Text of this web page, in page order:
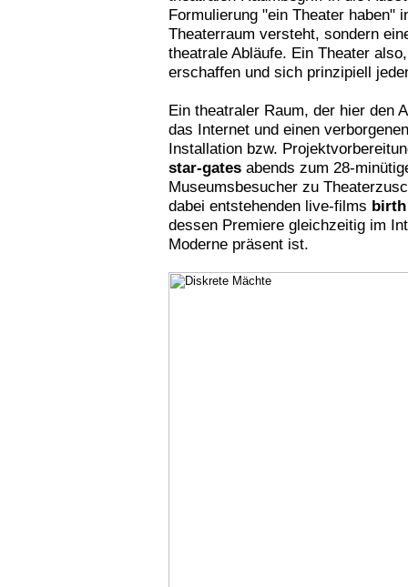
Formulierung "ein Theater haben"
Theaterraum versteht, sondern
theatrale Abläufe. Ein Theater
erschaffen und sich prinzipiell
Ein theatraler Raum, der hier den
das Internet und einen
Installation bzw.
star-gates abends zum 28-
Museumsbesucher zu
dabei entstehenden live-films
dessen Premiere gleichzeitig im
Moderne präsent ist.